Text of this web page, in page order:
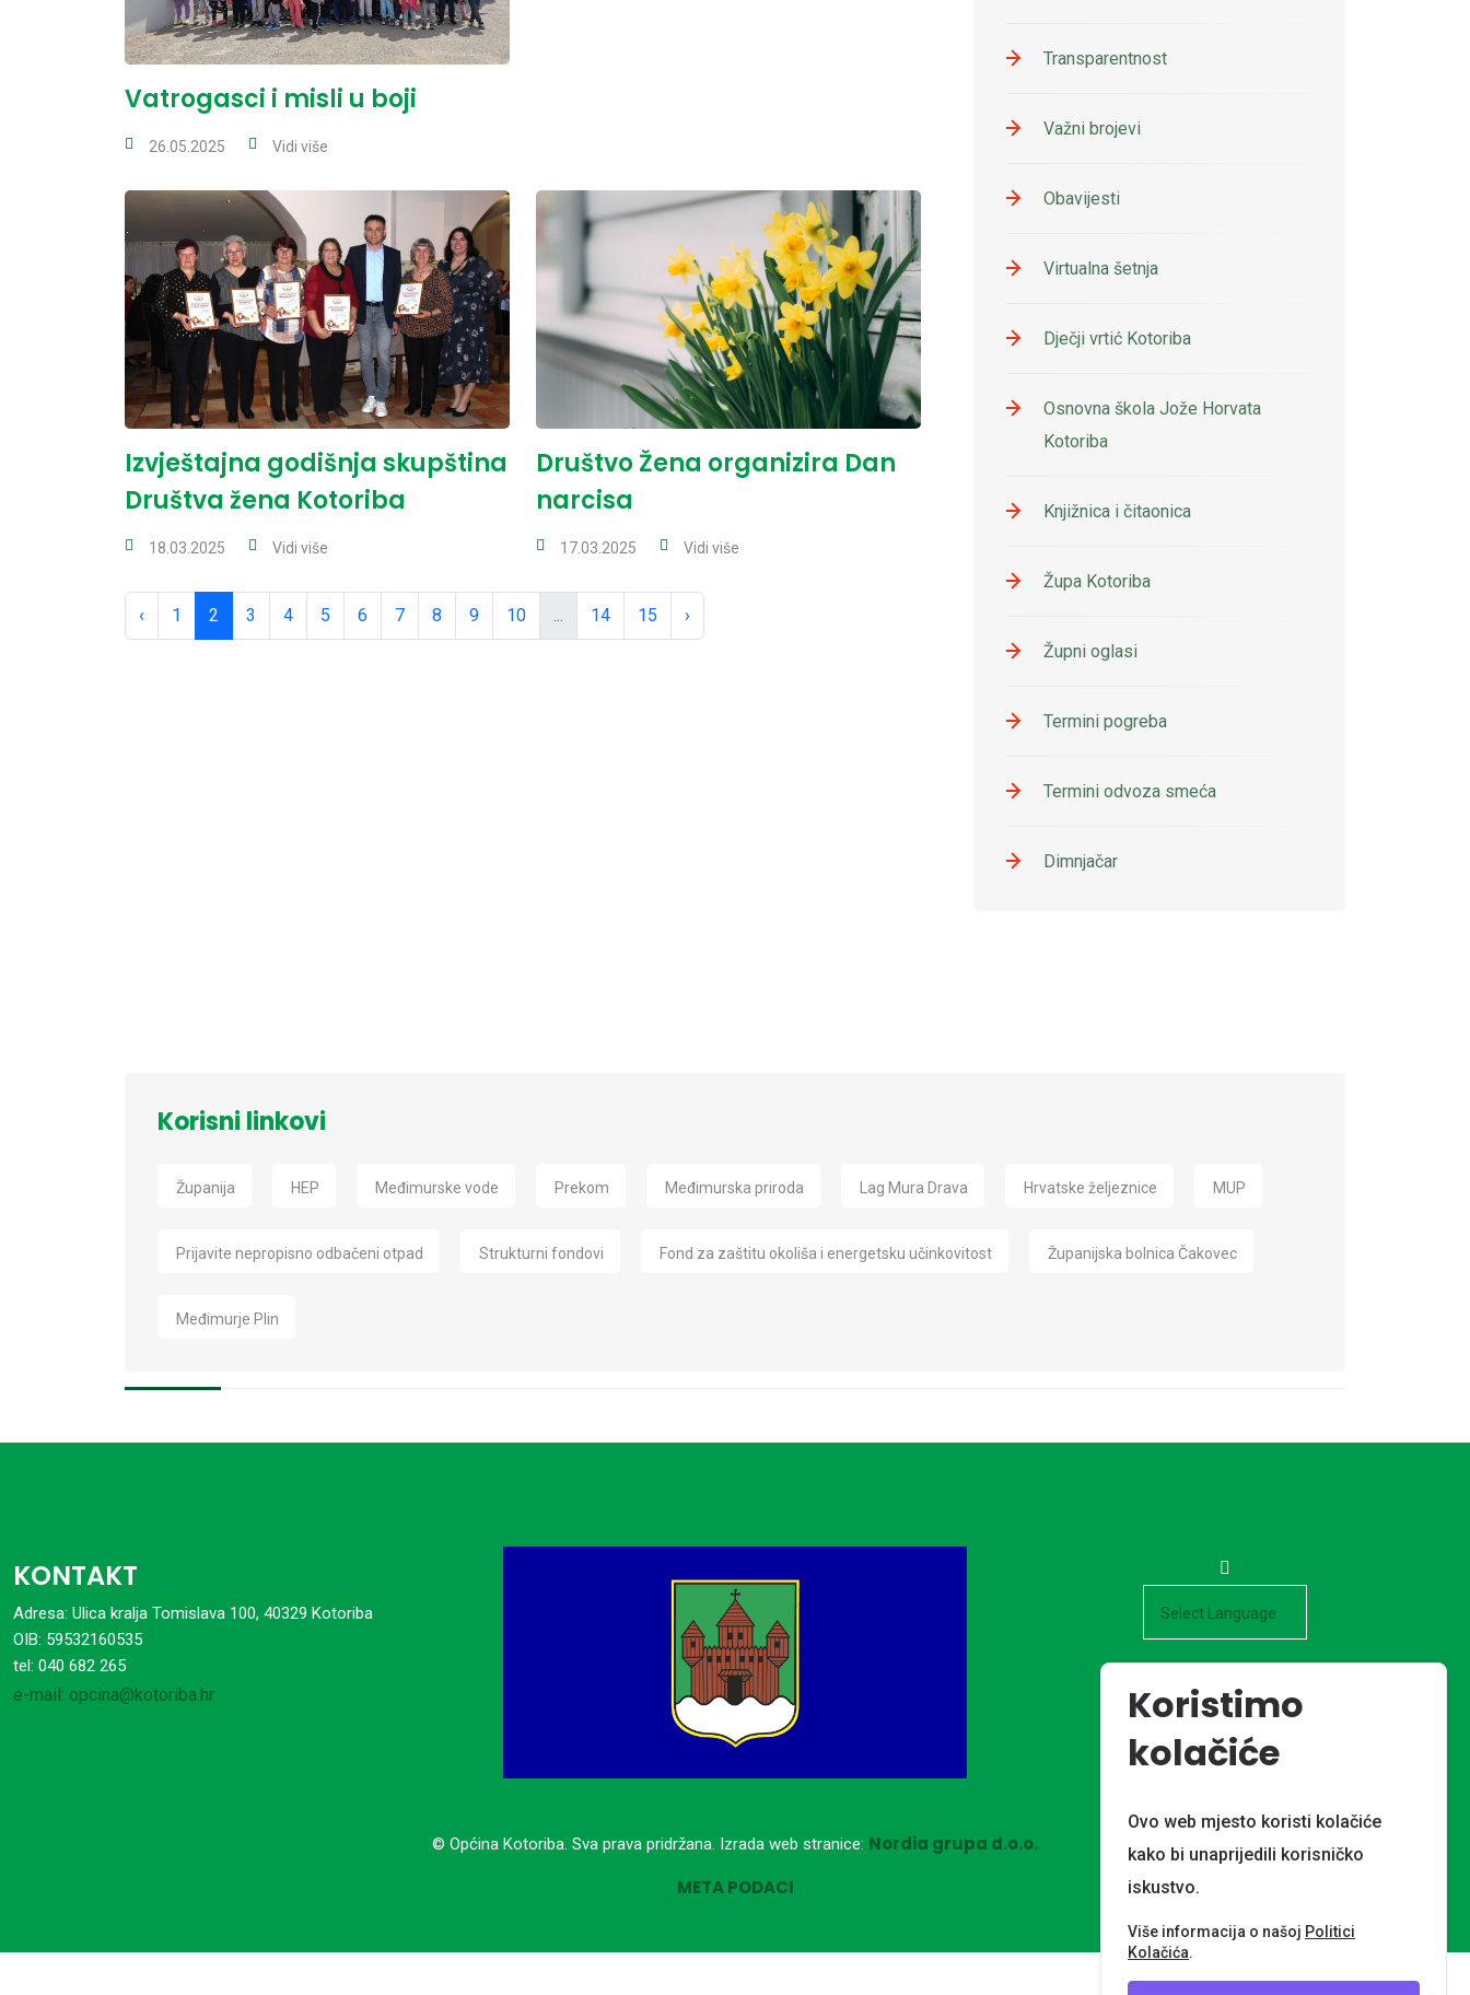
Vatrogasci i misli u boji
26.05.2025 Vidi više
Izvještajna godišnja skupština
Društva žena Kotoriba
18.03.2025 Vidi više
Društvo Žena organizira Dan
narcisa
17.03.2025 Vidi više
‹ 1 2 3 4 5 6 7 8 9 10 ... 14 15 ›
Transparentnost
Važni brojevi
Obavijesti
Virtualna šetnja
Dječji vrtić Kotoriba
Osnovna škola Jože Horvata
Kotoriba
Knjižnica i čitaonica
Župa Kotoriba
Župni oglasi
Termini pogreba
Termini odvoza smeća
Dimnjačar
Korisni linkovi
Županija HEP Međimurske vode Prekom Međimurska priroda Lag Mura Drava Hrvatske željeznice MUP
Prijavite nepropisno odbačeni otpad Strukturni fondovi Fond za zaštitu okoliša i energetsku učinkovitost Županijska bolnica Čakovec
Međimurje Plin
KONTAKT
Adresa: Ulica kralja Tomislava 100, 40329 Kotoriba
OIB: 59532160535
tel: 040 682 265
e-mail: opcina@kotoriba.hr
© Općina Kotoriba. Sva prava pridržana. Izrada web stranice: Nordia grupa d.o.o.
META PODACI
Koristimo
kolačiće
Ovo web mjesto koristi kolačiće
kako bi unaprijedili korisničko
iskustvo.
Više informacija o našoj Politici
Kolačića.